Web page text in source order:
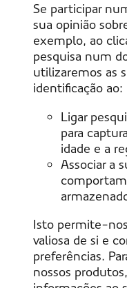
Se participar
sua opinião
exemplo, ao
pesquisa num
utilizaremos as
identificação ao:
Ligar
para
idade e a
Associar a
Isto permite-
valiosa de si e
preferências.
nossos